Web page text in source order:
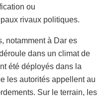
ou
rivaux politiques.
notamment à Dar es
dans un climat de
été déployés dans la
les autorités appellent au
Sur le terrain, les